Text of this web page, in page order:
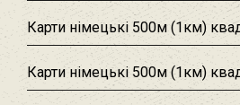
Карти німецькі 500м (1км)
Карти німецькі 500м (1км)